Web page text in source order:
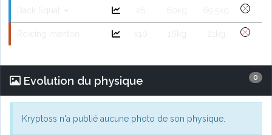
0
Evolution du physique
Kryptoss n'a publié aucune photo de son physique.